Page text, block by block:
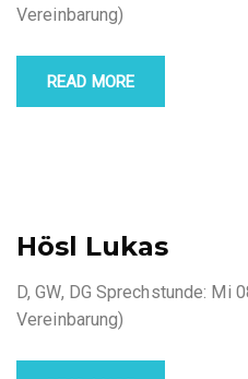
Vereinbarung)
READ MORE
Hösl Lukas
D, GW, DG Sprechstunde: Mi
Vereinbarung)